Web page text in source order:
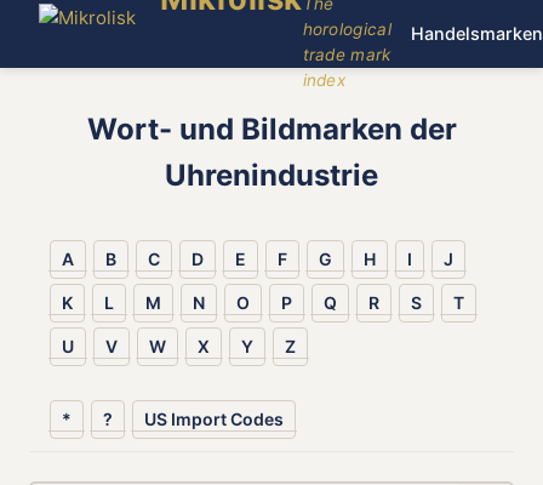
horological
trade mark
index
Handelsmarken
Wort- und Bildmarken der
Uhrenindustrie
A B C D E F G H I J
K L M N O P Q R S T
U V W X Y Z
* ? US Import Codes